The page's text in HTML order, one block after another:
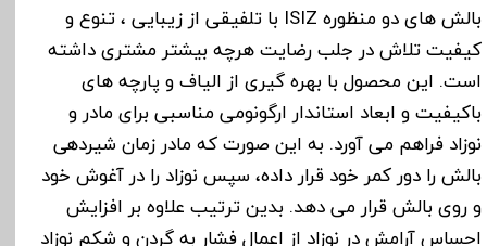
بالش های دو منظوره ISIZ با تلفیقی از زیبایی ، تنوع و
کیفیت تلاش در جلب رضایت هرچه بیشتر مشتری داشته
است. این محصول با بهره گیری از الیاف و پارچه های
باکیفیت و ابعاد استاندار ارگونومی مناسبی برای مادر و
نوزاد فراهم می آورد. به این صورت که مادر زمان شیردهی
بالش را دور کمر خود قرار داده، سپس نوزاد را در آغوش خود
و روی بالش قرار می دهد. بدین ترتیب علاوه بر افزایش
احساس آرامش در نوزاد از اعمال فشار به گردن و شکم نوزاد